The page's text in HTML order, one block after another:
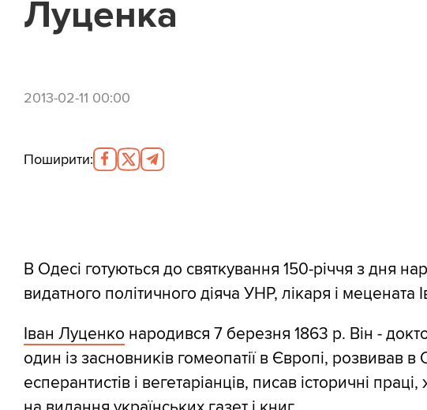
Луценка
2013-02-11 00:00
Поширити:
В Одесі готуються до святкування 150-річчя з дня
видатного політичного діяча УНР, лікаря і мецената
Іван Луценко народився 7 березня 1863 р. Він -
один із засновників гомеопатії в Європі, розвивав в
есперантистів і вегетаріанців, писав історичні